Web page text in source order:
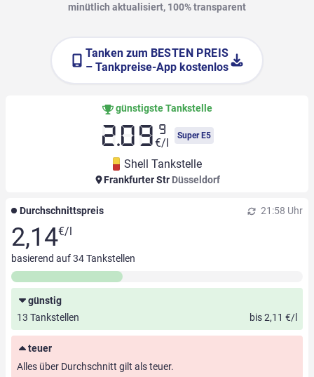
minütlich aktualisiert, 100% transparent
Tanken zum BESTEN PREIS
– Tankpreise-App kostenlos
günstigste Tankstelle
2.09 9
€/l
Super E5
Shell Tankstelle
Frankfurter Str Düsseldorf
Durchschnittspreis 21:58 Uhr
2,14€/l
basierend auf34Tankstellen
günstig
13 Tankstellen
bis 2,11 €/l
teuer
Alles über Durchschnitt gilt als teuer.